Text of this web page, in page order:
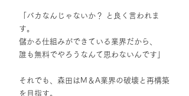
「バカなんじゃないか？ と良く言われま
す。
儲かる仕組みができている業界だから、
誰も無料でやろうなんて思わないんです」
それでも、森田はM＆A業界の破壊と再構築
を目指す。